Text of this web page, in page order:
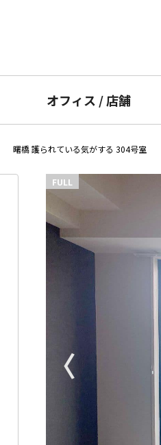
オフィス /店舗
曙橋 護られている気がする 304号室
〈
FULL